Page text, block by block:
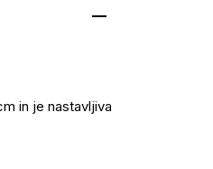
in je nastavljiva